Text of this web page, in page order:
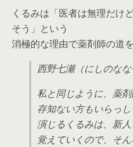
くるみは「医者は無理だけ
そう」という
消極的な理由で薬剤師の道
西野七瀬（にしのな
私と同じように、薬
存知ない方もいらっ
演じるくるみは、新
覚えていくので、そ